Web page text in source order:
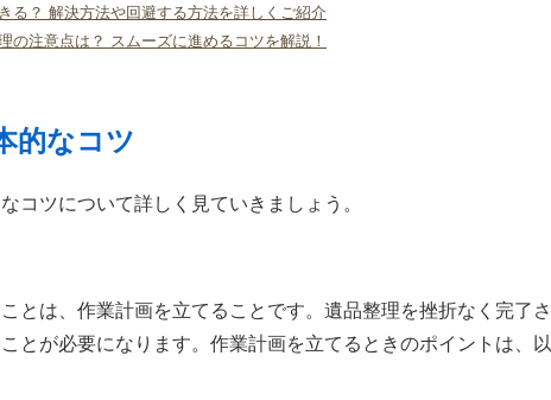
る？ 解決方法や回避する方法を詳しくご紹介
の注意点は？ スムーズに進めるコツを解説！
的なコツ
コツについて詳しく見ていきましょう。
とは、作業計画を立てることです。遺品整理を挫折なく完了さ
とが必要になります。作業計画を立てるときのポイントは、以